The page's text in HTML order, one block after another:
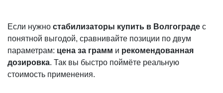
Если нужно стабилизаторы купить в Волгограде с
понятной выгодой, сравнивайте позиции по двум
параметрам: цена за грамм и рекомендованная
дозировка. Так вы быстро поймёте реальную
стоимость применения.